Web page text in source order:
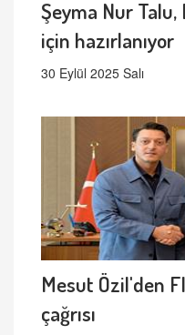
Şeyma Nur
için hazırlanıyor
30 Eylül 2025 Salı
Mesut Özil'den
çağrısı